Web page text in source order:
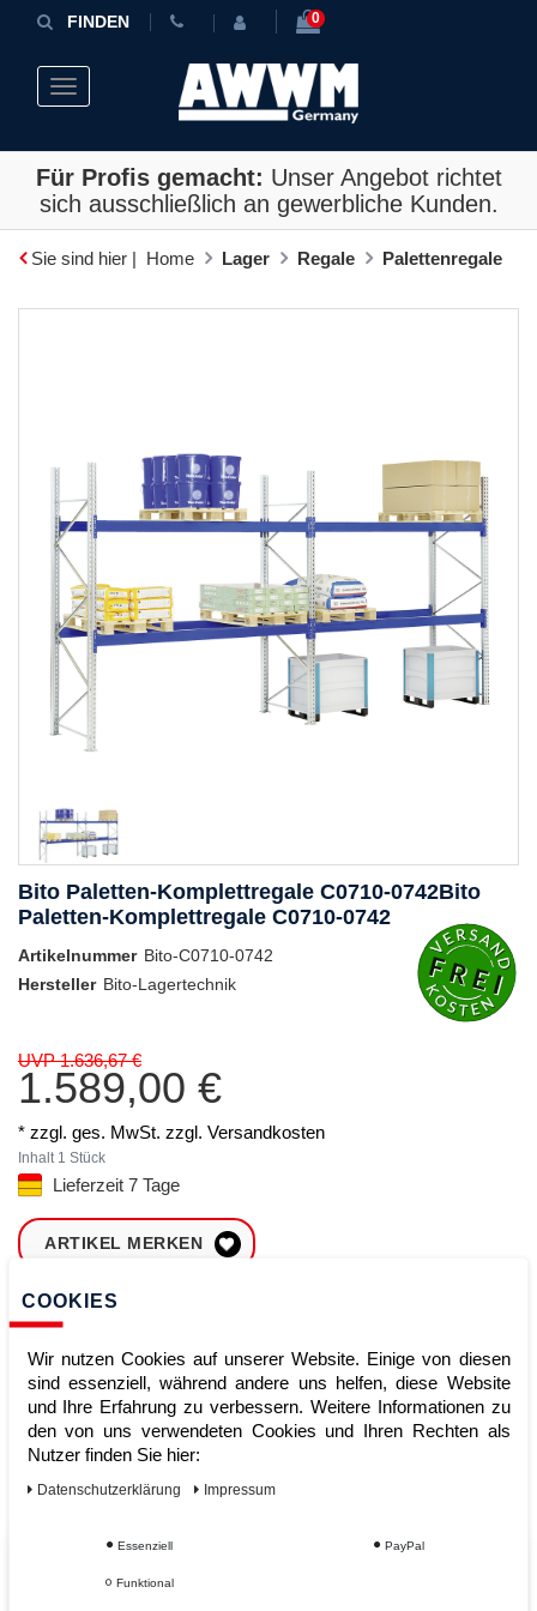
FINDEN 0
Toggle navigation
Für Profis gemacht: Unser Angebot richtet
sich ausschließlich an gewerbliche Kunden.
Sie sind hier | Home Lager Regale Palettenregale
Bito Paletten-Komplettregale C0710-0742Bito
Paletten-Komplettregale C0710-0742
Artikelnummer Bito-C0710-0742
Hersteller Bito-Lagertechnik
UVP 1.636,67 €
1.589,00 €
* zzgl. ges. MwSt. zzgl. Versandkosten
Inhalt 1 Stück
Lieferzeit 7 Tage
ARTIKEL MERKEN
ZUM WARENKORB
Sofort lieferbar
Kauf auf Rechnung
COOKIES
Wir nutzen Cookies auf unserer Website. Einige von diesen
sind essenziell, während andere uns helfen, diese Website
und Ihre Erfahrung zu verbessern. Weitere Informationen zu
den von uns verwendeten Cookies und Ihren Rechten als
Nutzer finden Sie hier:
Daten­schutz­erklärung Impressum
Essenziell PayPal
Funktional